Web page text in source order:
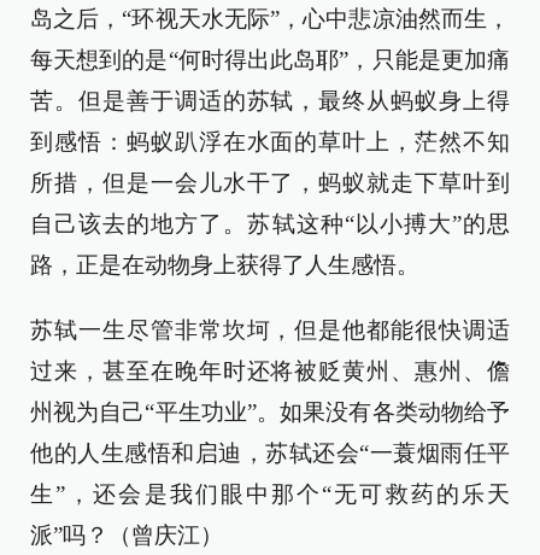
岛之后，“环视天水无际”，心中悲凉油然而生，
每天想到的是“何时得出此岛耶”，只能是更加痛
苦。但是善于调适的苏轼，最终从蚂蚁身上得
到感悟：蚂蚁趴浮在水面的草叶上，茫然不知
所措，但是一会儿水干了，蚂蚁就走下草叶到
自己该去的地方了。苏轼这种“以小搏大”的思
路，正是在动物身上获得了人生感悟。
苏轼一生尽管非常坎坷，但是他都能很快调适
过来，甚至在晚年时还将被贬黄州、惠州、儋
州视为自己“平生功业”。如果没有各类动物给予
他的人生感悟和启迪，苏轼还会“一蓑烟雨任平
生”，还会是我们眼中那个“无可救药的乐天
派”吗？（曾庆江）